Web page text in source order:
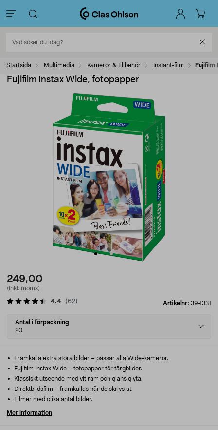
Startsida Multimedia Kameror & tillbehör Instant-film Fujifilm
Fujifilm Instax Wide, fotopapper
249,00
(inkl. moms)
Artikelnr: 39-1331
4.4 (62)
Select
variant
Antal i förpackning
20
Framkalla extra stora bilder – passar alla Wide-kameror.
Fujifilm Instax Wide – fotopapper för färgbilder.
Klassiskt utseende med vit ram och glansig yta.
Direktbildsfilm – framkallas när de skrivs ut.
Filmer med olika antal bilder.
Mer information